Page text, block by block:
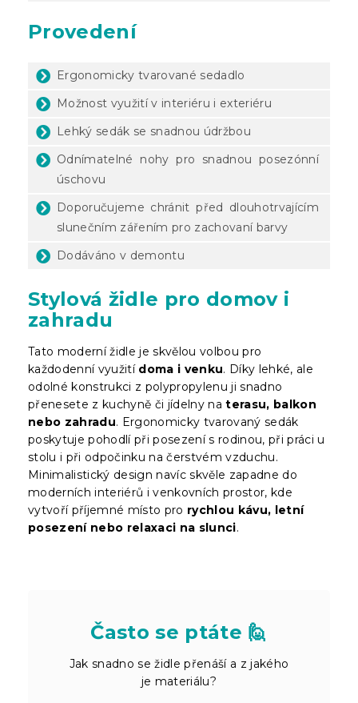
Provedení
Ergonomicky tvarované sedadlo
Možnost využití v interiéru i exteriéru
Lehký sedák se snadnou údržbou
Odnímatelné nohy pro snadnou posezónní
úschovu
Doporučujeme chránit před dlouhotrvajícím
slunečním zářením pro zachovaní barvy
Dodáváno v demontu
Stylová židle pro domov i
zahradu
Tato moderní židle je skvělou volbou pro
každodenní využití doma i venku. Díky lehké, ale
odolné konstrukci z polypropylenu ji snadno
přenesete z kuchyně či jídelny naterasu, balkon
nebo zahradu. Ergonomicky tvarovaný sedák
poskytuje pohodlí při posezení s rodinou, při práci u
stolu i při odpočinku na čerstvém vzduchu.
Minimalistický design navíc skvěle zapadne do
moderních interiérů i venkovních prostor, kde
vytvoří příjemné místo pro rychlou kávu, letní
posezení nebo relaxaci na slunci.
Často se ptáte 🙋
Jak snadno se židle přenáší a z jakého
je materiálu?